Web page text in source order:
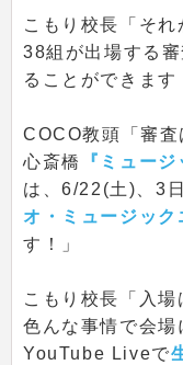
こもり校長「そ
38組が出場する
ることができます
COCO教頭「審
心斎橋
『ミュー
は、6/22(土)、3
オ・ミュージック
す！」
こもり校長「入場
色んな事情で会場
YouTube Liveで